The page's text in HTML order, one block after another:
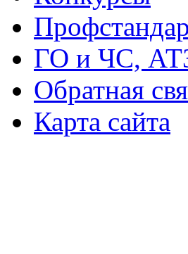
ГО и ЧС,
Обратная
Карта сайта